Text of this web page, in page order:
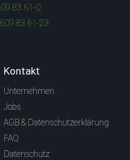
83 61-0
83 61-23
Kontakt
Unternehmen
Jobs
AGB & Datenschutzerklärung
FAQ
Datenschutz